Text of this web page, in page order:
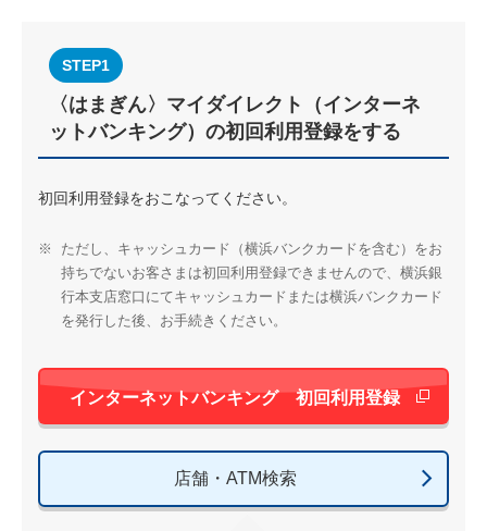
STEP1
〈はまぎん〉マイダイレクト（インターネ
ットバンキング）の初回利用登録をする
初回利用登録をおこなってください。
※
ただし、キャッシュカード（横浜バンクカードを含む）をお
持ちでないお客さまは初回利用登録できませんので、横浜銀
行本支店窓口にてキャッシュカードまたは横浜バンクカード
を発行した後、お手続きください。
インターネットバンキング 初回利用登録 新しいウィン
店舗・ATM検索